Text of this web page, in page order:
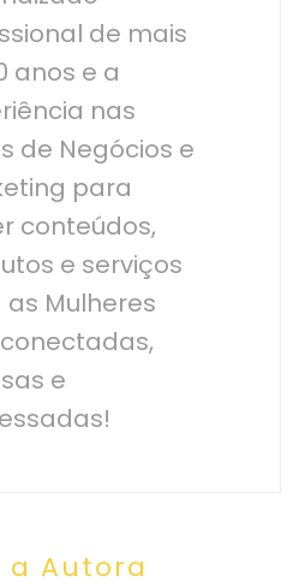
de mais
anos e a
nas
de Negócios e
para
conteúdos,
e serviços
Mulheres
e
a Autora